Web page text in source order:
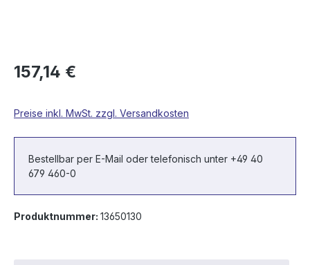
157,14 €
Preise inkl. MwSt. zzgl. Versandkosten
Bestellbar per E-Mail oder telefonisch unter +49 40
679 460-0
Produktnummer: 13650130